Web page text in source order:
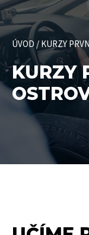
ÚVOD/KURZY
KURZY